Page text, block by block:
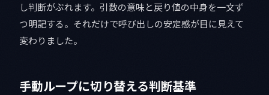
し判断がぶれます。引数の意味と戻り値の中身を一文ず
つ明記する。それだけで呼び出しの安定感が目に見えて
変わりました。
手動ループに切り替える判断基準